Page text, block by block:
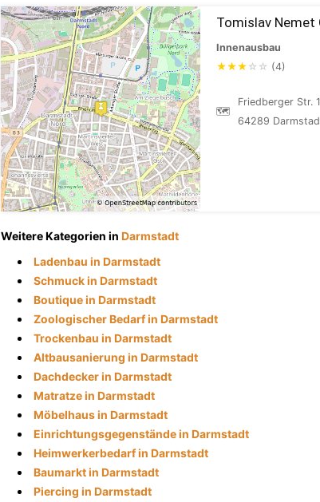
Tomislav Nemet
Innenausbau
★★★ ☆ ☆ (4)
🗺
Friedberger Str. 1
64289
Weitere Kategorien in Darmstadt
Ladenbau in Darmstadt
Schmuck in Darmstadt
Boutique in Darmstadt
Zoologischer Bedarf in Darmstadt
Trockenbau in Darmstadt
Altbausanierung in Darmstadt
Dachdecker in Darmstadt
Matratze in Darmstadt
Möbelhaus in Darmstadt
Einrichtungsgegenstände in Darmstadt
Heimwerkerbedarf in Darmstadt
Baumarkt in Darmstadt
Piercing in Darmstadt